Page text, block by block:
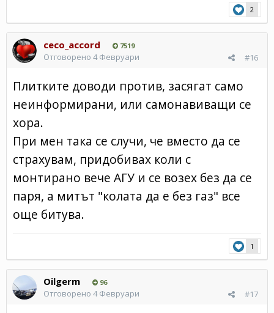
2
ceco_accord 7519
#16
Отговорено 4 Февруари
Плитките доводи против, засягат само
неинформирани, или самонавиващи се
хора.
При мен така се случи, че вместо да се
страхувам, придобивах коли с
монтирано вече АГУ и се возех без да се
паря, а митът "колата да е без газ" все
още битува.
1
Oilgerm 96
#17
Отговорено 4 Февруари